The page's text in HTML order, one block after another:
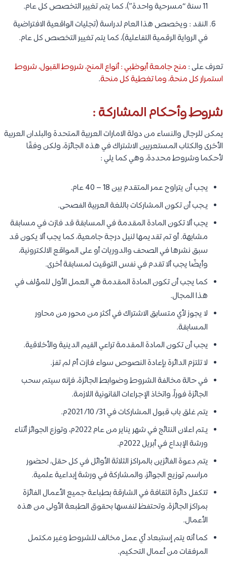
11 سنة “مسرحية واحدة”)، كما يتم تغيير التخصص كل عام.
النقد : ويخصص هذا العام لدراسة (تجليات الواقعية الافتراضية
في الرواية الرقمية التفاعلية)، كما يتم تغيير التخصص كل عام.
تعرف على : منح جامعة أبوظبي : أنواع المنح، شروط القبول، شروط
استمرار كل منحة، وما تغطية كل منحة.
شروط وأحكام المشاركة :
يمكن للرجال والنساء من دولة الامارات العربية المتحدة والبلدان العربية
الأخرى والكتاب المستعربين الاشتراك في هذه الجائزة، ولكن وفقًا
لأحكما وشروط محددة، وهي كما يلي :
يجب أن يتراوح عمر المتقدم بين 18 – 40 عام.
يـجب أن تكون المشاركات باللغة العربية الفصحى.
يجب ألا تكون المادة المقدمة في المسابقة قد فازت في مسابقة
مشابهة. أو تم تقديمها لنيل درجة جامعية، كما يجب ألا يكون قد
سبق نشرها في الصحف والدوريات أو على المواقع الالكترونية،
وأيضًا يجب ألا تقدم في نفس التوقيت لمسابقة أخرى.
كما يجب أن تكون المادة المقدمة هي العمل الأول للمؤلف في
هذا المجال.
لا يجوز لأي متسابق الاشتراك في أكثر من محور من محاور
المسابقة.
يجب أن تكون المادة المقدمة تراعي القيم الدينية والأخلاقية.
لا تلتزم الدائرة بإعادة النصوص سواء فازت أم لم تفز.
في حالة مخالفة الشروط وضوابط الجائزة، فإنه سيتم سحب
الجائزة فوراً، واتخاذ الإجراءات القانونية اللازمة.
يتم غلق باب قبول المشاركات في 31/ 10/ 2021م.
يـتم اعلان النتائج في شهر يناير من عام 2022م، وتوزع الجوائز أثناء
ورشة الإبداع في أبريل 2022م.
يتم دعوة الفائزين بالمراكز الثلاثة الأوائل في كل حقل، لحضور
مراسم توزيع الجوائز، والمشاركة في ورشة إبداعية علمية.
تتكفل دائرة الثقافة في الشارقة بطباعة جميع الأعمال الفائزة
بمراكز الجائزة، وتحتفظ لنفسها بحقوق الطبعة الأولى من هذه
الأعمال.
كما أنه يتم إستبعاد أي عمل مخالف للشروط وغير مكتمل
المرفقات من أعمال التحكيم.